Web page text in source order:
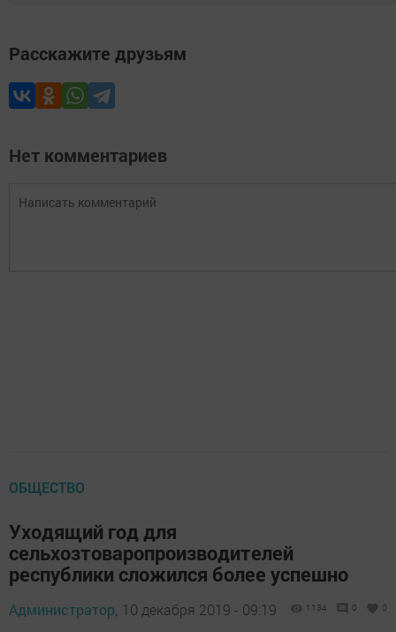
Расскажите друзьям
Нет комментариев
ОБЩЕСТВО
Уходящий год для
сельхозтоваропроизводителей
республики сложился более успешно
Администратор, 10 декабря 2019 - 09:19 1134 0 0